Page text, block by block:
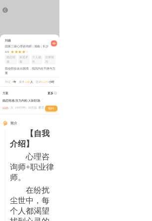
刘越
国家三级心理咨询师 | 湖南 | 长沙
4.0
婚恋情
感
家庭矛
个人成
长
法律咨
询
我会陪你走出困境，找回内在平静与力
量
持证 8年 服务 248 人 咨询 1226小时
方案 更多
婚恋情感/压力内耗/人际职场
¥225 /次（60分钟）10次起 通话 预约
简介
【自我
介绍】
心理咨
询师+职业律
师。
在纷扰
尘世中，每
个人都渴望